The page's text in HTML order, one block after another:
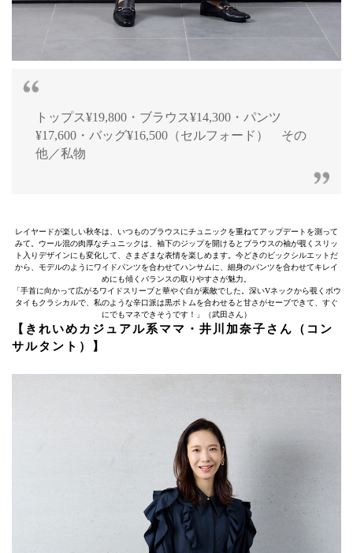
トップス¥19,800・ブラウス¥14,300・パンツ
¥17,600・バッグ¥16,500（セルフォード） その
他／私物
レイヤードが楽しい秋冬は、いつものブラウスにチュニックを重ねてアップデートを測って
みて。ウール混の肉厚なチュニックは、袖下のジップを開けるとブラウスの袖が覗くスリッ
ト入りデザインにも変化して、さまざまな表情を楽しめます。今どきのビックシルエットだ
から、モデルのようにワイドパンツを合わせてハンサムに、細身のパンツを合わせてキレイ
めにも傾くバランスの取りやすさが魅力。
「手首に向かって広がるワイドスリーブと華やぐ白が素敵でした。深いVネックから覗くボウ
タイもクラシカルで、私のような辛口派は黒ボトムを合わせると甘さがセーブできて、すぐ
にでもマネできそうです！」（武田さん）
【きれいめカジュアル系ママ・井川加奈子さん（コン
サルタント）】